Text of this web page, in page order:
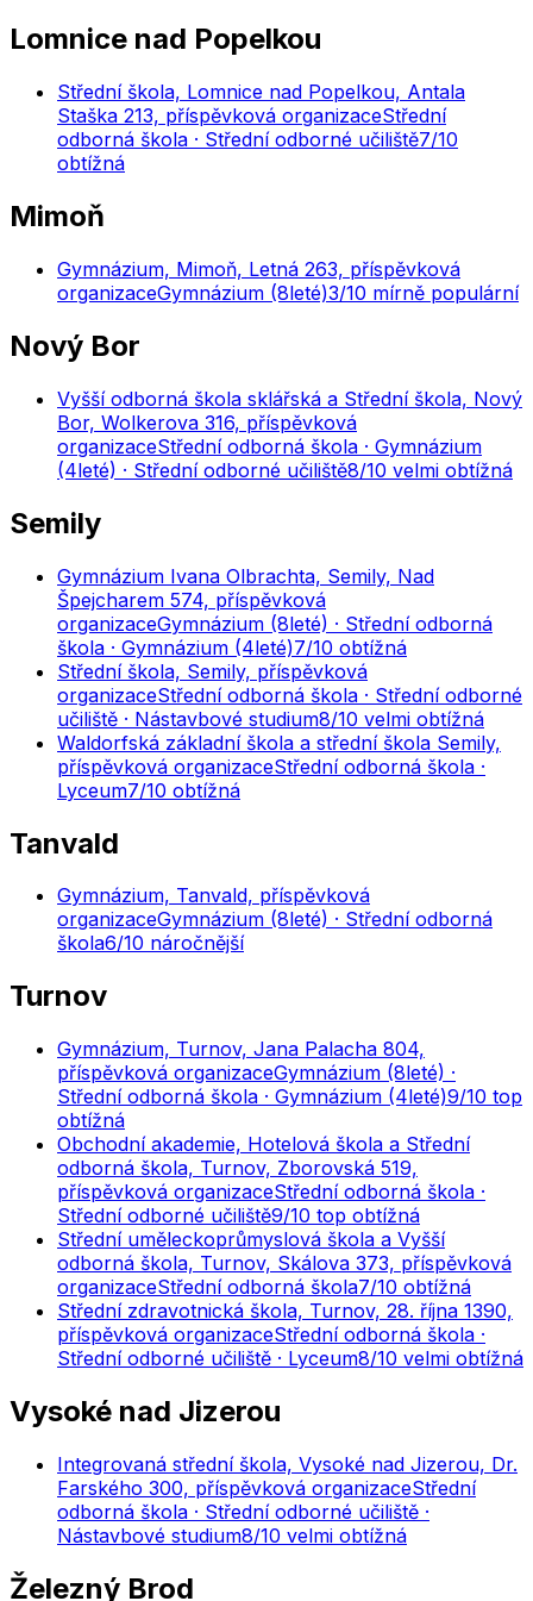
Lomnice nad Popelkou
Střední škola, Lomnice nad Popelkou, Antala
Staška 213, příspěvková organizaceStřední
odborná škola · Střední odborné učiliště7/10
obtížná
Mimoň
Gymnázium, Mimoň, Letná 263, příspěvková
organizaceGymnázium (8leté)3/10 mírně populární
Nový Bor
Vyšší odborná škola sklářská a Střední škola, Nový
Bor, Wolkerova 316, příspěvková
organizaceStřední odborná škola · Gymnázium
(4leté) · Střední odborné učiliště8/10 velmi obtížná
Semily
Gymnázium Ivana Olbrachta, Semily, Nad
Špejcharem 574, příspěvková
organizaceGymnázium (8leté) · Střední odborná
škola · Gymnázium (4leté)7/10 obtížná
Střední škola, Semily, příspěvková
organizaceStřední odborná škola · Střední odborné
učiliště · Nástavbové studium8/10 velmi obtížná
Waldorfská základní škola a střední škola Semily,
příspěvková organizaceStřední odborná škola ·
Lyceum7/10 obtížná
Tanvald
Gymnázium, Tanvald, příspěvková
organizaceGymnázium (8leté) · Střední odborná
škola6/10 náročnější
Turnov
Gymnázium, Turnov, Jana Palacha 804,
příspěvková organizaceGymnázium (8leté) ·
Střední odborná škola · Gymnázium (4leté)9/10 top
obtížná
Obchodní akademie, Hotelová škola a Střední
odborná škola, Turnov, Zborovská 519,
příspěvková organizaceStřední odborná škola ·
Střední odborné učiliště9/10 top obtížná
Střední uměleckoprůmyslová škola a Vyšší
odborná škola, Turnov, Skálova 373, příspěvková
organizaceStřední odborná škola7/10 obtížná
Střední zdravotnická škola, Turnov, 28. října 1390,
příspěvková organizaceStřední odborná škola ·
Střední odborné učiliště · Lyceum8/10 velmi obtížná
Vysoké nad Jizerou
Integrovaná střední škola, Vysoké nad Jizerou, Dr.
Farského 300, příspěvková organizaceStřední
odborná škola · Střední odborné učiliště ·
Nástavbové studium8/10 velmi obtížná
Železný Brod